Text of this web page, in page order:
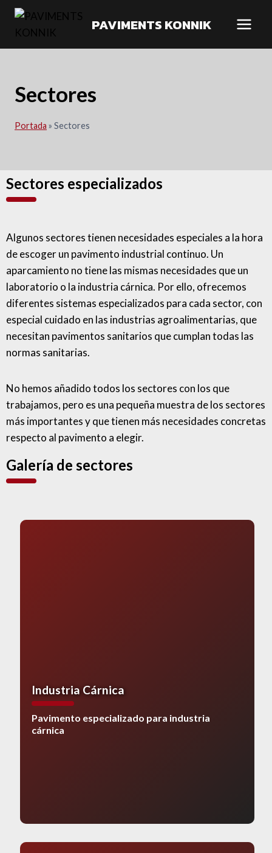
PAVIMENTS KONNIK
Sectores
Portada » Sectores
Sectores especializados
Algunos sectores tienen necesidades especiales a la hora
de escoger un pavimento industrial continuo. Un
aparcamiento no tiene las mismas necesidades que un
laboratorio o la industria cárnica. Por ello, ofrecemos
diferentes sistemas especializados para cada sector, con
especial cuidado en las industrias agroalimentarias, que
necesitan pavimentos sanitarios que cumplan todas las
normas sanitarias.
No hemos añadido todos los sectores con los que
trabajamos, pero es una pequeña muestra de los sectores
más importantes y que tienen más necesidades concretas
respecto al pavimento a elegir.
Galería de sectores
Industria Cárnica
Pavimento especializado para industria
cárnica